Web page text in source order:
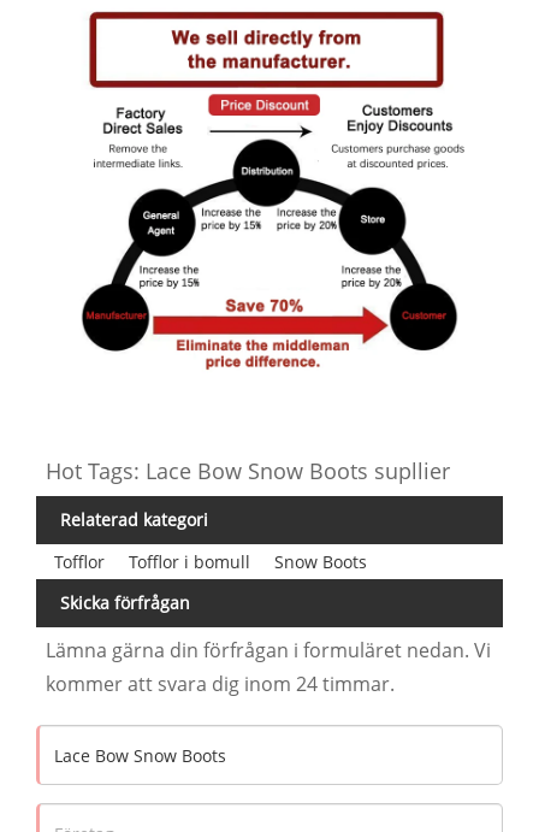
Hot Tags: Lace Bow Snow Boots supllier
Relaterad kategori
Tofflor
Tofflor i bomull
Snow Boots
Skicka förfrågan
Lämna gärna din förfrågan i formuläret nedan. Vi
kommer att svara dig inom 24 timmar.